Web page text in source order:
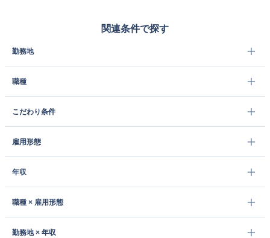
関連条件で探す
勤務地
職種
こだわり条件
雇用形態
年収
職種 × 雇用形態
勤務地 × 年収